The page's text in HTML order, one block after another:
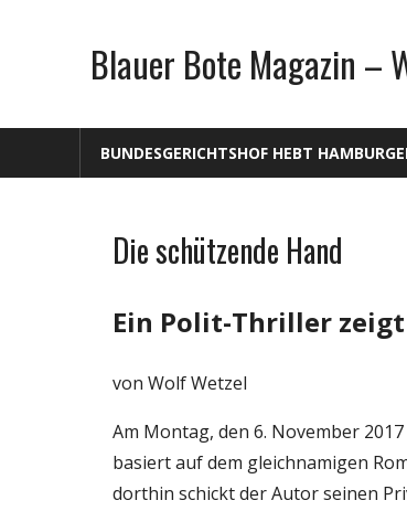
Blauer Bote Magazin –
BUNDESGERICHTSHOF HEBT
Gesellschaft
Politik
Die schützende Hand
Ein Polit-Thriller
von Wolf Wetzel
Am Montag, den 6. November
basiert auf dem gleichnamigen
dorthin schickt der Autor seinen